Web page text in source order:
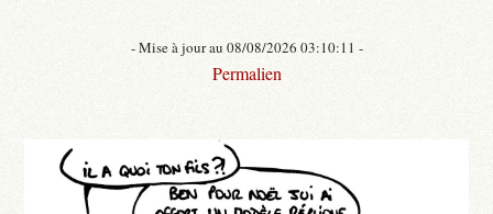
- Mise à jour au 08/08/2026 03:10:11 -
Permalien